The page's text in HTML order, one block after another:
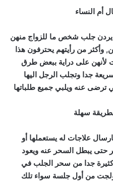
أم النساء
يردن جلب شخص ما للزواج منهن
وأكثر من رأيتهم يحترفون هذا
لأنهن على دراية ببعض طرق
جدا وتجلب الرجل اليها
عنه ويلبي جميع طلباتها
سهلة
علاجات له يستعملها أو
يبطل السحر عنه ويعود
جدا من سحر الجلب في
من أول جلسة سواء تلك